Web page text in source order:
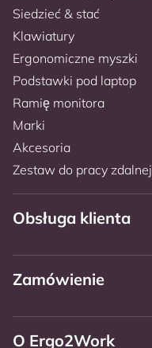
Siedzieć & stać
Klawiatury
Ergonomiczne myszki
Podstawki pod laptop
Ramię monitora
Marki
Akcesoria
Zestaw do pracy zdalnej
Obsługa klienta
Zamówienie
O Ergo2Work